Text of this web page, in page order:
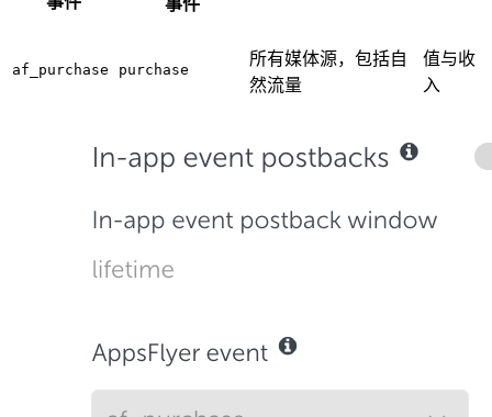
af_purchase purchase
所有媒体源，包括自
然流量
值与收
入